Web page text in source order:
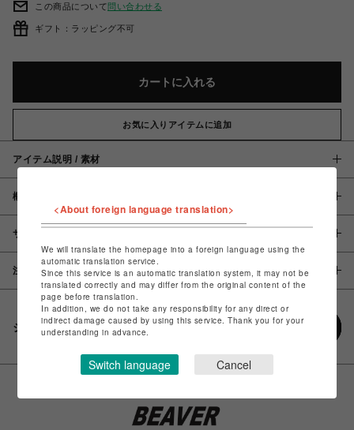
この商品について問い合わせる
ギフト：ラッピング不可
カートに入れる
お気に入りアイテムに追加
アイテム説明 / 素材
概要
サイズ
注意事項
シェアする
<About foreign language translation>
We will translate the homepage into a foreign language using the
automatic translation service.
Since this service is an automatic translation system, it may not be
translated correctly and may differ from the original content of the
page before translation.
In addition, we do not take any responsibility for any direct or
indirect damage caused by using this service. Thank you for your
understanding in advance.
Switch language Cancel